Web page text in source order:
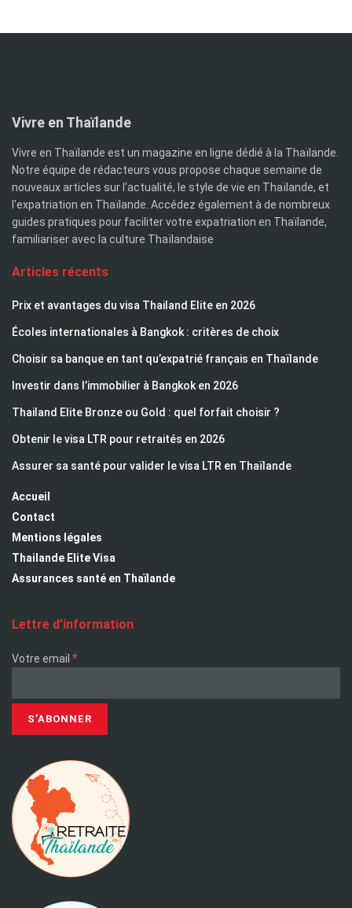
Vivre en Thaïlande
Vivre en Thaïlande est un magazine en ligne dédié à la Thaïlande.
Notre équipe de rédacteurs vous propose chaque semaine de
nouveaux articles sur l'actualité, le style de vie en Thaïlande, et
l'expatriation en Thaïlande. Accédez également à de nombreux
guides pratiques pour faciliter votre expatriation en Thaïlande,
familiariser avec la culture Thaïlandaise
Articles récents
Prix et avantages du visa Thailand Elite en 2026
Écoles internationales à Bangkok : critères de choix
Choisir sa banque en tant qu’expatrié français en Thaïlande
Investir dans l’immobilier à Bangkok en 2026
Thailand Elite Bronze ou Gold : quel forfait choisir ?
Obtenir le visa LTR pour retraités en 2026
Assurer sa santé pour valider le visa LTR en Thaïlande
Accueil
Contact
Mentions légales
Thailande Elite Visa
Assurances santé en Thaïlande
Lettre d’information
Votre email *